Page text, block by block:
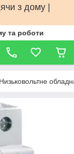
з дому |
та роботи
Низьковольтне